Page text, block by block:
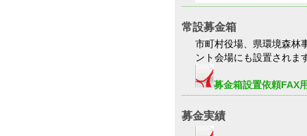
常設募金箱
市町村役場、県環境森林
ント会場にも設置されま
募金箱設置依頼FAX
募金実績